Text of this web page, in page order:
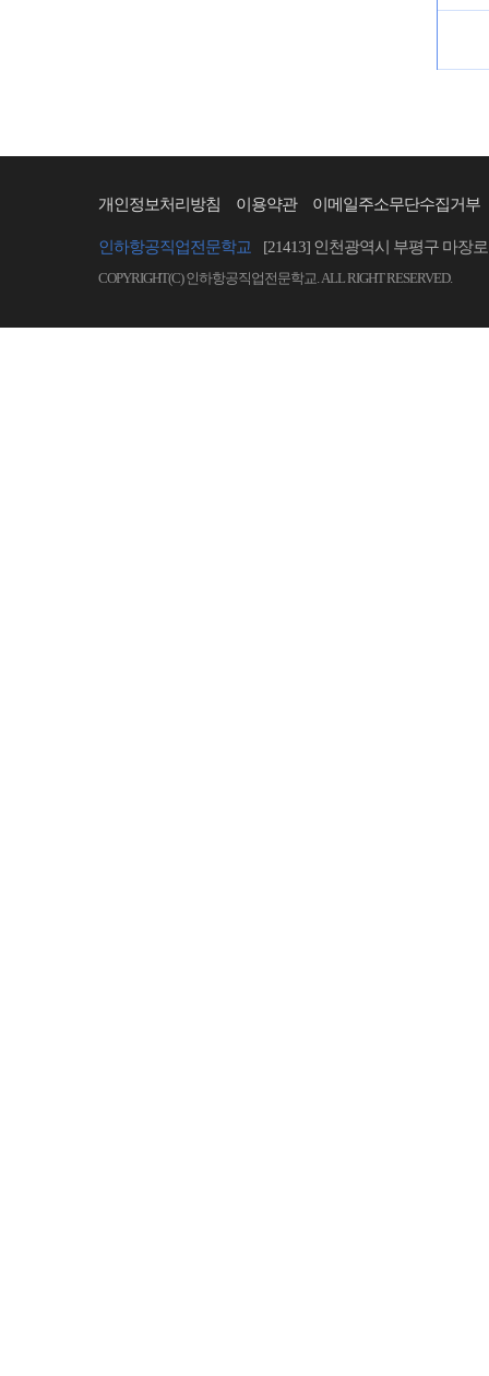
개인정보처리방침 이용약관 이메일주소무단수집거부
인하항공직업전문학교 [21413] 인천광역시 부평구 마장
COPYRIGHT(C) 인하항공직업전문학교. ALL RIGHT RESERVED.